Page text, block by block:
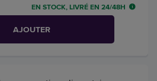
EN STOCK, LIVRÉ EN 24/48H
AJOUTER